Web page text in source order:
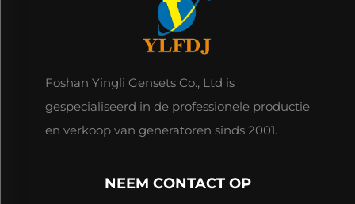
Foshan Yingli Gensets Co., Ltd is
gespecialiseerd in de professionele productie
en verkoop van generatoren sinds 2001.
NEEM CONTACT OP